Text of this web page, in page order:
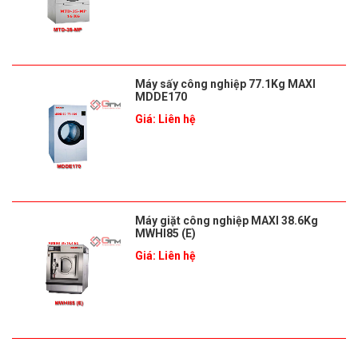
Máy sấy công nghiệp 77.1Kg MAXI
MDDE170
Giá: Liên hệ
Máy giặt công nghiệp MAXI 38.6Kg
MWHI85 (E)
Giá: Liên hệ